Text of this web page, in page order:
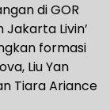
di GOR
Livin’
formasi
Liu Yan
Tiara Ariance